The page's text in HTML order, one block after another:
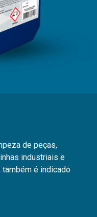
de peças,
industriais e
é indicado